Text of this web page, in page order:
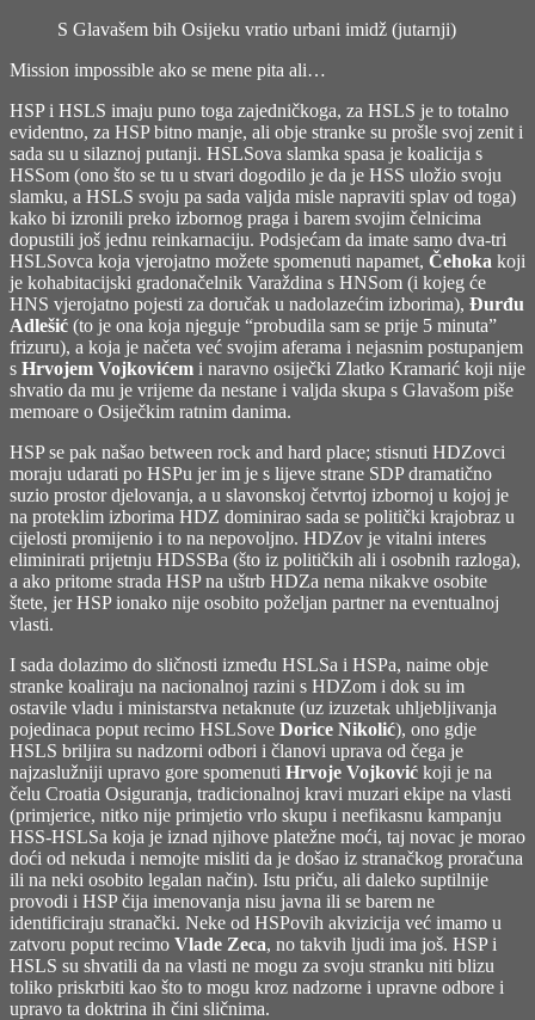
S Glavašem bih Osijeku vratio urbani imidž (jutarnji)
Mission impossible ako se mene pita ali…
HSP i HSLS imaju puno toga zajedničkoga, za HSLS je to totalno
evidentno, za HSP bitno manje, ali obje stranke su prošle svoj zenit i
sada su u silaznoj putanji. HSLSova slamka spasa je koalicija s
HSSom (ono što se tu u stvari dogodilo je da je HSS uložio svoju
slamku, a HSLS svoju pa sada valjda misle napraviti splav od toga)
kako bi izronili preko izbornog praga i barem svojim čelnicima
dopustili još jednu reinkarnaciju. Podsjećam da imate samo dva-tri
HSLSovca koja vjerojatno možete spomenuti napamet, Čehoka koji
je kohabitacijski gradonačelnik Varaždina s HNSom (i kojeg će
HNS vjerojatno pojesti za doručak u nadolazećim izborima), Đurđu
Adlešić (to je ona koja njeguje “probudila sam se prije 5 minuta”
frizuru), a koja je načeta već svojim aferama i nejasnim postupanjem
s Hrvojem Vojkovićem i naravno osiječki Zlatko Kramarić koji nije
shvatio da mu je vrijeme da nestane i valjda skupa s Glavašom piše
memoare o Osiječkim ratnim danima.
HSP se pak našao between rock and hard place; stisnuti HDZovci
moraju udarati po HSPu jer im je s lijeve strane SDP dramatično
suzio prostor djelovanja, a u slavonskoj četvrtoj izbornoj u kojoj je
na proteklim izborima HDZ dominirao sada se politički krajobraz u
cijelosti promijenio i to na nepovoljno. HDZov je vitalni interes
eliminirati prijetnju HDSSBa (što iz političkih ali i osobnih razloga),
a ako pritome strada HSP na uštrb HDZa nema nikakve osobite
štete, jer HSP ionako nije osobito poželjan partner na eventualnoj
vlasti.
I sada dolazimo do sličnosti između HSLSa i HSPa, naime obje
stranke koaliraju na nacionalnoj razini s HDZom i dok su im
ostavile vladu i ministarstva netaknute (uz izuzetak uhljebljivanja
pojedinaca poput recimo HSLSove Dorice Nikolić), ono gdje
HSLS briljira su nadzorni odbori i članovi uprava od čega je
najzaslužniji upravo gore spomenuti Hrvoje Vojković koji je na
čelu Croatia Osiguranja, tradicionalnoj kravi muzari ekipe na vlasti
(primjerice, nitko nije primjetio vrlo skupu i neefikasnu kampanju
HSS-HSLSa koja je iznad njihove platežne moći, taj novac je morao
doći od nekuda i nemojte misliti da je došao iz stranačkog proračuna
ili na neki osobito legalan način). Istu priču, ali daleko suptilnije
provodi i HSP čija imenovanja nisu javna ili se barem ne
identificiraju stranački. Neke od HSPovih akvizicija već imamo u
zatvoru poput recimo Vlade Zeca, no takvih ljudi ima još. HSP i
HSLS su shvatili da na vlasti ne mogu za svoju stranku niti blizu
toliko priskrbiti kao što to mogu kroz nadzorne i upravne odbore i
upravo ta doktrina ih čini sličnima.